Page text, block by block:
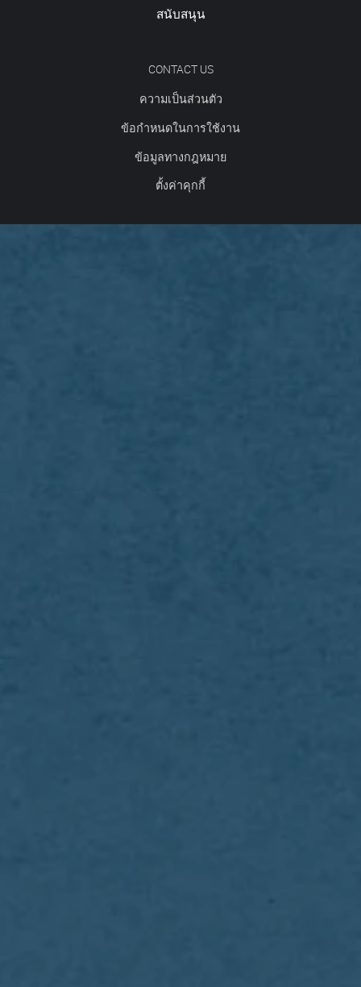
สนับสนุน
CONTACT US
ความเป็นส่วนตัว
ข้อกำหนดในการใช้งาน
ข้อมูลทางกฎหมาย
ตั้งค่าคุกกี้